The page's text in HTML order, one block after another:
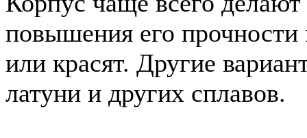
повышения его
или красят. Другие
латуни и других сплавов.